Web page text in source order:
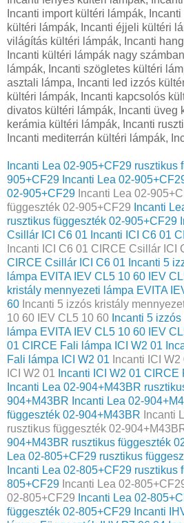
Incanti Lea 02-905+CF29 rusztikus
905+CF29 Incanti Lea 02-
02-905+CF29 Incanti Lea 02-
függeszték 02-905+CF29 Incanti
rusztikus függeszték 02-905+CF29
Csillár ICI C6 01 Incanti ICI C6 01
Incanti ICI C6 01 CIRCE Csillár ICI
CIRCE Csillár ICI C6 01 Incanti 5
lámpa EVITA IEV CL5 10 60 IEV
kristály mennyezeti lámpa EVITA
60 Incanti 5 izzós kristály
10 60 IEV CL5 10 60 Incanti 5
lámpa EVITA IEV CL5 10 60 IEV
01 CIRCE Fali lámpa ICI W2 01
Fali lámpa ICI W2 01 Incanti ICI
ICI W2 01 Incanti ICI W2 01
Incanti Lea 02-904+M43BR
904+M43BR Incanti Lea 02-
függeszték 02-904+M43BR Incanti
rusztikus függeszték 02-
904+M43BR rusztikus függeszték
Lea 02-805+CF29 rusztikus
Incanti Lea 02-805+CF29 rusztikus
805+CF29 Incanti Lea 02-
02-805+CF29 Incanti Lea 02-
függeszték 02-805+CF29 Incanti